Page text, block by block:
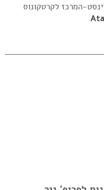
המרכז לקרטקונוס